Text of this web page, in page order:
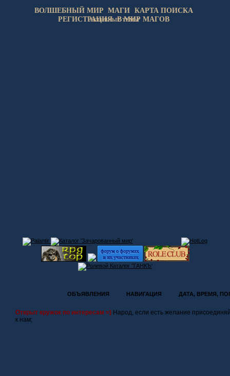
ВОЛШЕБНЫЙ МИР МАГИ КАРТА ПОИСКА
РЕГИСТРАЦИЯ В МИР МАГОВ
АКТИВНЫЕ ТЕМЫ
ОБЪЯВЛЕНИЯ НАВИГАЦИЯ ДАТА, ВРЕМЯ,
Открыт кружок по интересам =) Народ, если есть желание
к нам;